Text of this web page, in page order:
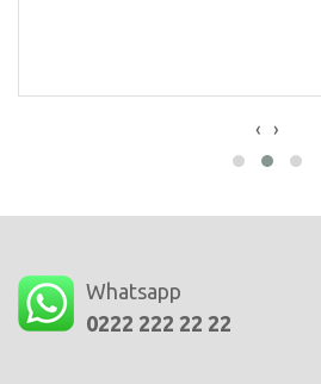
‹ ›
Whatsapp
0222 222 22 22